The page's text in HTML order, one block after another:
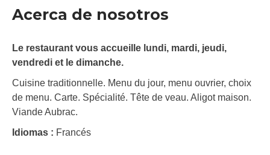
Acerca de nosotros
Le restaurant vous accueille lundi, mardi, jeudi,
vendredi et le dimanche.
Cuisine traditionnelle. Menu du jour, menu ouvrier, choix
de menu. Carte. Spécialité. Tête de veau. Aligot maison.
Viande Aubrac.
Idiomas : Francés